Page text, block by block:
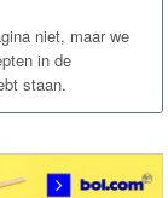
niet, maar we
in de
staan.